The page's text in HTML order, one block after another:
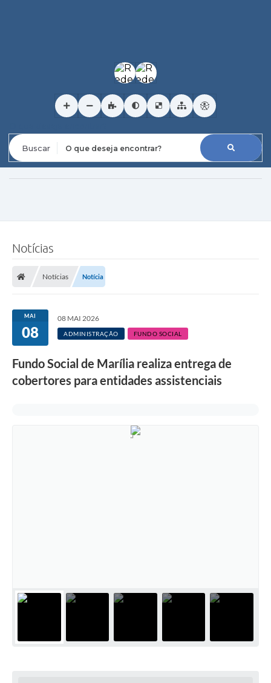
Notícias
Notícias Notícia
MAI
08
08 MAI 2026
ADMINISTRAÇÃO FUNDO SOCIAL
Fundo Social de Marília realiza entrega de
cobertores para entidades assistenciais